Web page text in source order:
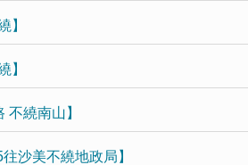
】
】
不繞南山】
沙美不繞地政局】